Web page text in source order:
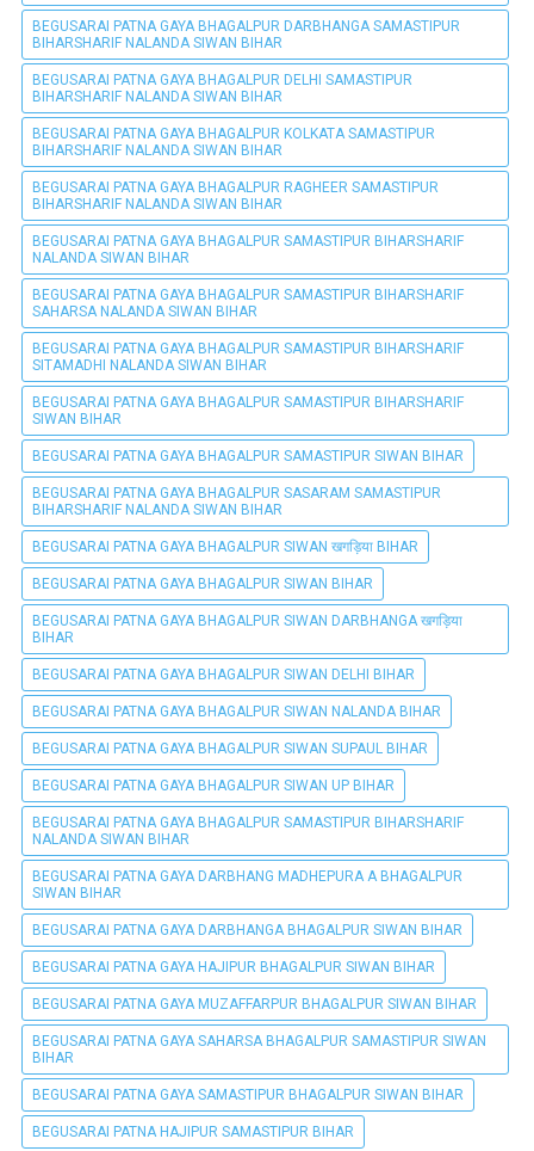
BEGUSARAI PATNA GAYA BHAGALPUR DARBHANGA SAMASTIPUR
BIHARSHARIF NALANDA SIWAN BIHAR
BEGUSARAI PATNA GAYA BHAGALPUR DELHI SAMASTIPUR
BIHARSHARIF NALANDA SIWAN BIHAR
BEGUSARAI PATNA GAYA BHAGALPUR KOLKATA SAMASTIPUR
BIHARSHARIF NALANDA SIWAN BIHAR
BEGUSARAI PATNA GAYA BHAGALPUR RAGHEER SAMASTIPUR
BIHARSHARIF NALANDA SIWAN BIHAR
BEGUSARAI PATNA GAYA BHAGALPUR SAMASTIPUR BIHARSHARIF
NALANDA SIWAN BIHAR
BEGUSARAI PATNA GAYA BHAGALPUR SAMASTIPUR BIHARSHARIF
SAHARSA NALANDA SIWAN BIHAR
BEGUSARAI PATNA GAYA BHAGALPUR SAMASTIPUR BIHARSHARIF
SITAMADHI NALANDA SIWAN BIHAR
BEGUSARAI PATNA GAYA BHAGALPUR SAMASTIPUR BIHARSHARIF
SIWAN BIHAR
BEGUSARAI PATNA GAYA BHAGALPUR SAMASTIPUR SIWAN BIHAR
BEGUSARAI PATNA GAYA BHAGALPUR SASARAM SAMASTIPUR
BIHARSHARIF NALANDA SIWAN BIHAR
BEGUSARAI PATNA GAYA BHAGALPUR SIWAN खगड़िया BIHAR
BEGUSARAI PATNA GAYA BHAGALPUR SIWAN BIHAR
BEGUSARAI PATNA GAYA BHAGALPUR SIWAN DARBHANGA खगड़िया
BIHAR
BEGUSARAI PATNA GAYA BHAGALPUR SIWAN DELHI BIHAR
BEGUSARAI PATNA GAYA BHAGALPUR SIWAN NALANDA BIHAR
BEGUSARAI PATNA GAYA BHAGALPUR SIWAN SUPAUL BIHAR
BEGUSARAI PATNA GAYA BHAGALPUR SIWAN UP BIHAR
BEGUSARAI PATNA GAYA BHAGALPUR SAMASTIPUR BIHARSHARIF
NALANDA SIWAN BIHAR
BEGUSARAI PATNA GAYA DARBHANG MADHEPURA A BHAGALPUR
SIWAN BIHAR
BEGUSARAI PATNA GAYA DARBHANGA BHAGALPUR SIWAN BIHAR
BEGUSARAI PATNA GAYA HAJIPUR BHAGALPUR SIWAN BIHAR
BEGUSARAI PATNA GAYA MUZAFFARPUR BHAGALPUR SIWAN BIHAR
BEGUSARAI PATNA GAYA SAHARSA BHAGALPUR SAMASTIPUR SIWAN
BIHAR
BEGUSARAI PATNA GAYA SAMASTIPUR BHAGALPUR SIWAN BIHAR
BEGUSARAI PATNA HAJIPUR SAMASTIPUR BIHAR